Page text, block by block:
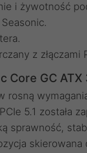
i żywotność
z złączami
Core GC ATX
5.1 została
sprawność,